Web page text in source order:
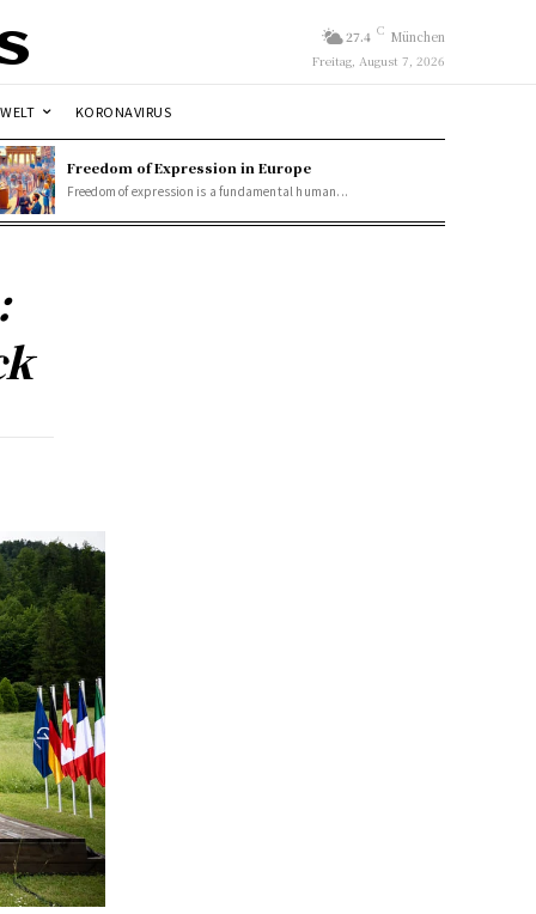
27.4 C München
Freitag, August 7, 2026
WELT KORONAVIRUS
Freedom of Expression in Europe
Freedom of expression is a fundamental human...